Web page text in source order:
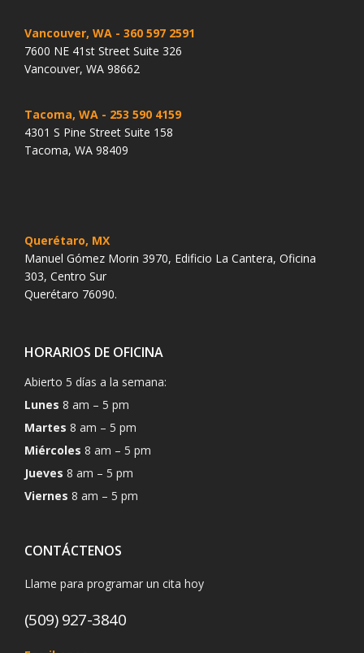
Vancouver, WA - 360 597 2591
7600 NE 41st Street Suite 326
Vancouver, WA 98662
Tacoma, WA - 253 590 4159
4301 S Pine Street Suite 158
Tacoma, WA 98409
Querétaro, MX
Manuel Gómez Morin 3970, Edificio La Cantera, Oficina
303, Centro Sur
Querétaro 76090.
HORARIOS DE OFICINA
Abierto 5 días a la semana:
Lunes 8 am – 5 pm
Martes 8 am – 5 pm
Miércoles 8 am – 5 pm
Jueves 8 am – 5 pm
Viernes 8 am – 5 pm
CONTÁCTENOS
Llame para programar un cita hoy
(509) 927-3840